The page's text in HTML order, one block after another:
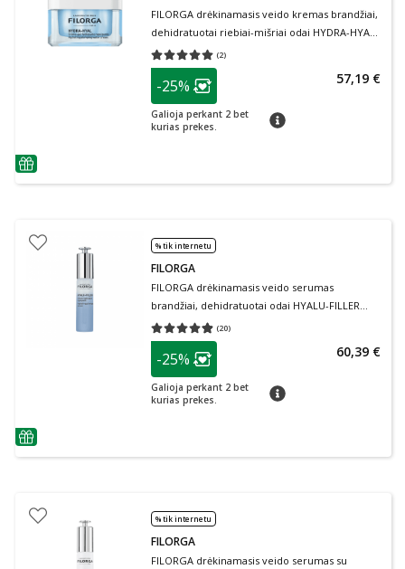
patarimas
FILORGA drėkinamasis veido kremas brandžiai,
dehidratuotai riebiai-mišriai odai HYDRA-HYAL
GEL-CRÉME, 50 ml, 50 ml
(2)
Vidutinis įvertinimas 5.00
patarimas
Lojalumo klubo narių nuolaida
-25%
Galioja perkant 2 bet
kurias prekes.
patarimas
57,19 €
patarimas
% tik internetu
FILORGA
FILORGA drėkinamasis veido serumas
brandžiai, dehidratuotai odai HYALU-FILLER
SÉRUM, 30 ml, 30 ml
(20)
Vidutinis įvertinimas 4.85
patarimas
Lojalumo klubo narių nuolaida
-25%
Galioja perkant 2 bet
kurias prekes.
patarimas
60,39 €
% tik internetu
FILORGA
FILORGA drėkinamasis veido serumas su